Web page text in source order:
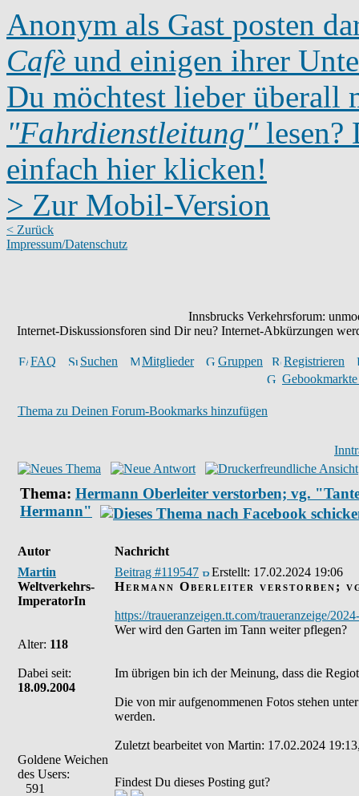
Anonym als Gast posten
Cafè und einigen ihrer
Du möchtest lieber überall
"Fahrdienstleitung"lesen?
einfach hier klicken!
> Zur Mobil-Version
< Zurück
Impressum/Datenschutz
Innsbrucks Verkehrsforum:
Internet-Diskussionsforen sind Dir neu? Internet-Abkürzungen
FAQ Suchen Mitglieder Gruppen
Registrieren
Thema zu Deinen Forum-Bookmarks hinzufügen
Thema: Hermann Oberleiter verstorben; vg.
Hermann"
Autor
Nachricht
Martin
Weltverkehrs-
ImperatorIn
Alter: 118
Dabei seit:
18.09.2004
Goldene Weichen
des Users:
591
Beitrag #119547 Erstellt: 17.02.2024 19:06
Hermann Oberleiter verstorben;
https://traueranzeigen.tt.com/traueranzeige/
Wer wird den Garten im Tann weiter pflegen?
Im übrigen bin ich der Meinung, dass die
Die von mir aufgenommenen Fotos stehen
werden.
Zuletzt bearbeitet von Martin: 17.02.2024
Findest Du dieses Posting gut?